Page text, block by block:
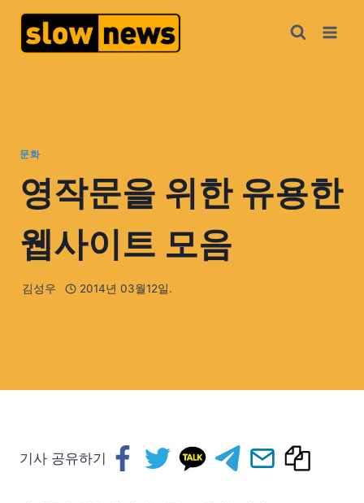
문화
영작문을 위한 유용한
웹사이트 모음
김성우 2014년 03월12일.
기사 공유하기